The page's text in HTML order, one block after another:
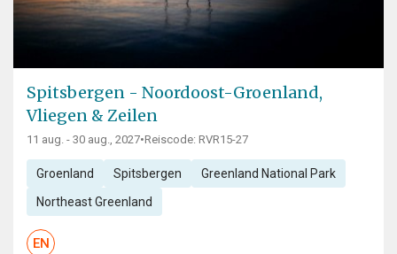
Spitsbergen - Noordoost-Groenland,
Vliegen & Zeilen
11 aug. - 30 aug., 2027•Reiscode: RVR15-27
Groenland Spitsbergen Greenland National Park
Northeast Greenland
EN